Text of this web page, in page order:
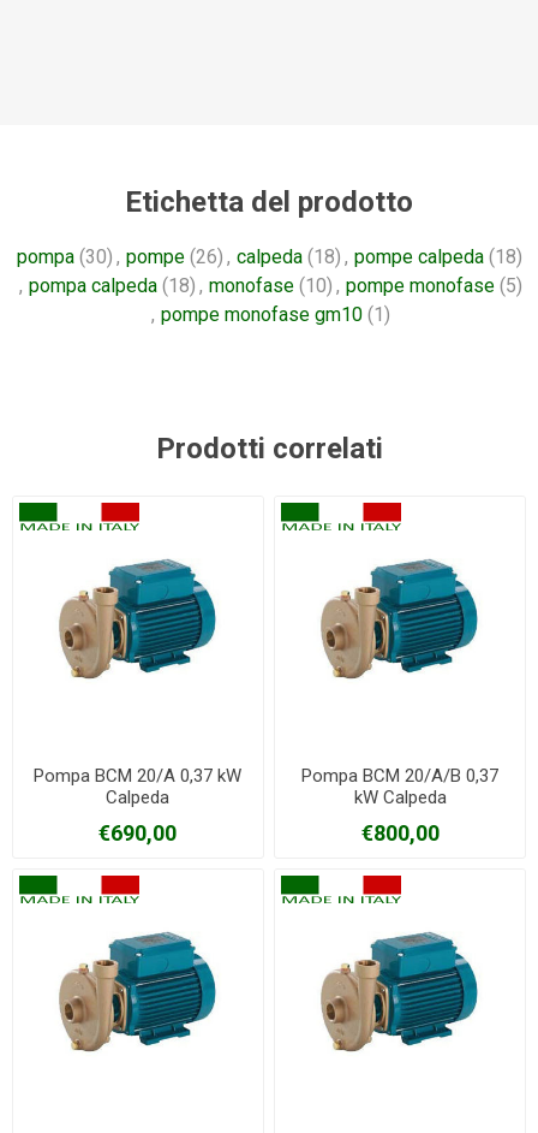
Etichetta del prodotto
pompa (30) , pompe (26) , calpeda (18) , pompe calpeda (18)
, pompa calpeda (18) , monofase (10) , pompe monofase (5)
, pompe monofase gm10 (1)
Prodotti correlati
Pompa BCM 20/A 0,37 kW
Calpeda
€690,00
Pompa BCM 20/A/B 0,37
kW Calpeda
€800,00